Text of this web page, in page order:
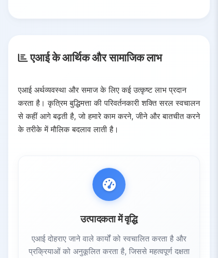
एआई के आर्थिक और सामाजिक लाभ
एआई अर्थव्यवस्था और समाज के लिए कई उत्कृष्ट लाभ प्रदान
करता है। कृत्रिम बुद्धिमत्ता की परिवर्तनकारी शक्ति सरल स्वचालन
से कहीं आगे बढ़ती है, जो हमारे काम करने, जीने और बातचीत करने
के तरीके में मौलिक बदलाव लाती है।
उत्पादकता में वृद्धि
एआई दोहराए जाने वाले कार्यों को स्वचालित करता है और
प्रक्रियाओं को अनुकूलित करता है, जिससे महत्वपूर्ण दक्षता